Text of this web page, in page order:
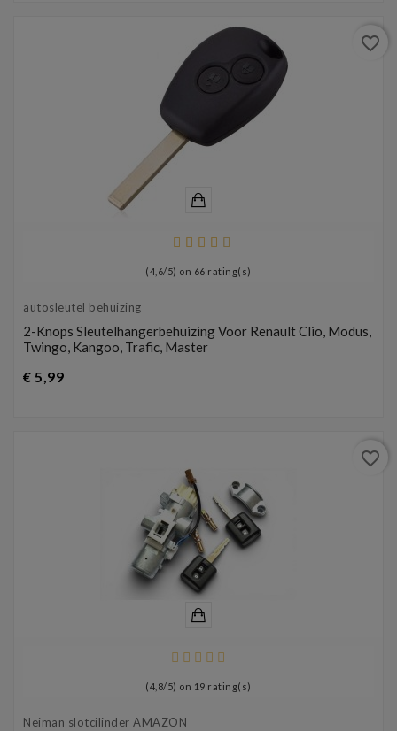
(4,6/5) on 66 rating(s)
autosleutel behuizing
2-Knops Sleutelhangerbehuizing Voor Renault Clio, Modus,
Twingo, Kangoo, Trafic, Master
€ 5,99Prijs
favorite_border
(4,8/5) on 19 rating(s)
Neiman slotcilinder AMAZON
favorite_border